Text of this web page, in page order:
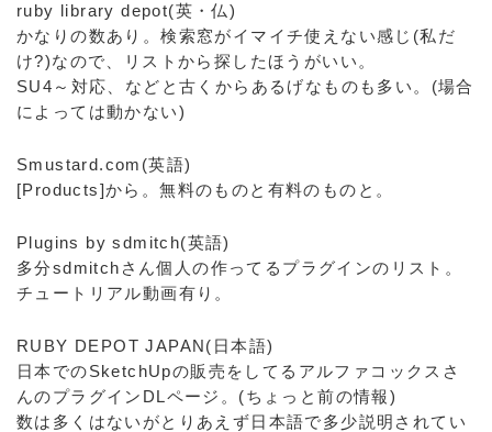
ruby library depot(英・仏)
かなりの数あり。検索窓がイマイチ使えない感じ(私だ
け?)なので、リストから探したほうがいい。
SU4～対応、などと古くからあるげなものも多い。(場合
によっては動かない)
Smustard.com(英語)
[Products]から。無料のものと有料のものと。
Plugins by sdmitch(英語)
多分sdmitchさん個人の作ってるプラグインのリスト。
チュートリアル動画有り。
RUBY DEPOT JAPAN(日本語)
日本でのSketchUpの販売をしてるアルファコックスさ
んのプラグインDLページ。(ちょっと前の情報)
数は多くはないがとりあえず日本語で多少説明されてい